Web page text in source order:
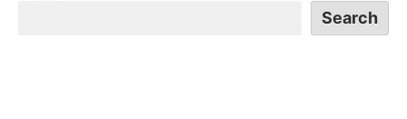
Search